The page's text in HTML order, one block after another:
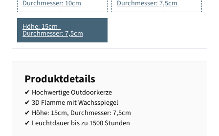
Durchmesser: 10cm Durchmesser: 7,5cm
Höhe: 15cm -
Durchmesser: 7,5cm
Produktdetails
✔ Hochwertige Outdoorkerze
✔ 3D Flamme mit Wachsspiegel
✔ Höhe: 15cm, Durchmesser: 7,5cm
✔ Leuchtdauer bis zu 1500 Stunden